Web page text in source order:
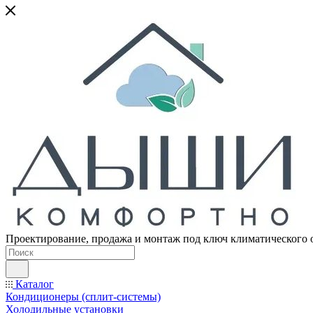
Проектирование, продажа и монтаж под ключ климатического
Каталог
Кондиционеры (сплит-системы)
Холодильные установки